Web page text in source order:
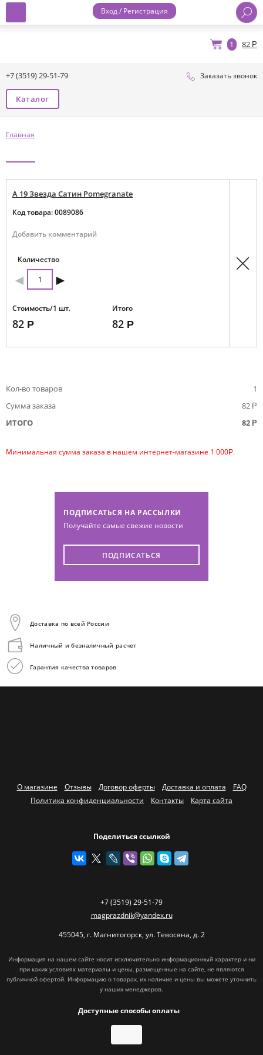
Вход / Регистрация
1 82
+7 (3519) 29-51-79 Заказать звонок
Каталог
Главная
A 19 Звезда Сатин Pomegranate
Код товара: 0089086
Добавить комментарий
Количество
◄ ►
Стоимость/1 шт.
82
Итого
82
Кол-во товаров
1
Сумма заказа
82
ИТОГО
82
Минимальная сумма заказа в нашем интернет-магазине 1 000 .
ПОДПИСАТЬСЯ НА РАССЫЛКИ
Получайте самые свежие новости
ПОДПИСАТЬСЯ
Доставка по всей России
Наличный и безналичный расчет
Гарантия качества товаров
Поделиться ссылкой
О магазине Отзывы Договор оферты Доставка и оплата
FAQ
Политика конфиденциальности
Контакты Карта сайта
Доступные способы оплаты
+7 (3519) 29-51-79
magprazdnik@yandex.ru
455045, г. Магнитогорск, ул. Тевосяна, д. 2
Информация на нашем сайте носит исключительно информационный характер и ни
при каких условиях материалы и цены, размещенные на сайте, не являются
публичной офертой. Информацию о товарах, их наличие и цены вы можете уточнить
у наших менеджеров.